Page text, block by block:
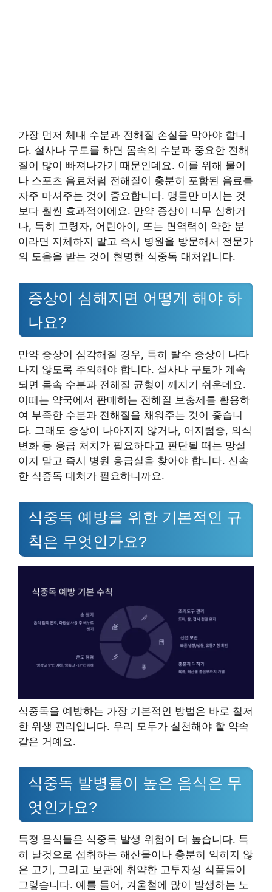
가장 먼저 체내 수분과 전해질 손실을 막아야 합니
다. 설사나 구토를 하면 몸속의 수분과 중요한 전해
질이 많이 빠져나가기 때문인데요. 이를 위해 물이
나 스포츠 음료처럼 전해질이 충분히 포함된 음료를
자주 마셔주는 것이 중요합니다. 맹물만 마시는 것
보다 훨씬 효과적이에요. 만약 증상이 너무 심하거
나, 특히 고령자, 어린아이, 또는 면역력이 약한 분
이라면 지체하지 말고 즉시 병원을 방문해서 전문가
의 도움을 받는 것이 현명한 식중독 대처입니다.
증상이 심해지면 어떻게 해야 하
나요?
만약 증상이 심각해질 경우, 특히 탈수 증상이 나타
나지 않도록 주의해야 합니다. 설사나 구토가 계속
되면 몸속 수분과 전해질 균형이 깨지기 쉬운데요.
이때는 약국에서 판매하는 전해질 보충제를 활용하
여 부족한 수분과 전해질을 채워주는 것이 좋습니
다. 그래도 증상이 나아지지 않거나, 어지럼증, 의식
변화 등 응급 처치가 필요하다고 판단될 때는 망설
이지 말고 즉시 병원 응급실을 찾아야 합니다. 신속
한 식중독 대처가 필요하니까요.
식중독 예방을 위한 기본적인 규
칙은 무엇인가요?
식중독을 예방하는 가장 기본적인 방법은 바로 철저
한 위생 관리입니다. 우리 모두가 실천해야 할 약속
같은 거예요.
식중독 발병률이 높은 음식은 무
엇인가요?
특정 음식들은 식중독 발생 위험이 더 높습니다. 특
히 날것으로 섭취하는 해산물이나 충분히 익히지 않
은 고기, 그리고 보관에 취약한 고투자성 식품들이
그렇습니다. 예를 들어, 겨울철에 많이 발생하는 노